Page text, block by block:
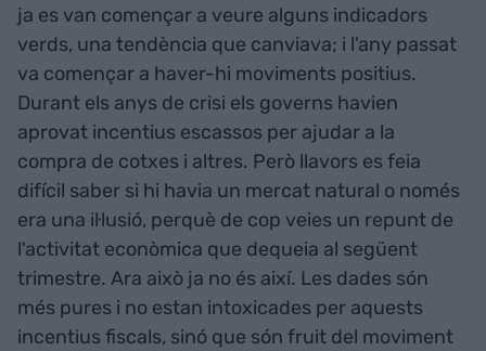
ja es van començar a veure alguns indicadors
verds, una tendència que canviava; i l'any passat
va començar a haver-hi moviments positius.
Durant els anys de crisi els governs havien
aprovat incentius escassos per ajudar a la
compra de cotxes i altres. Però llavors es feia
difícil saber si hi havia un mercat natural o només
era una il·lusió, perquè de cop veies un repunt de
l'activitat econòmica que dequeia al següent
trimestre. Ara això ja no és així. Les dades són
més pures i no estan intoxicades per aquests
incentius fiscals, sinó que són fruit del moviment